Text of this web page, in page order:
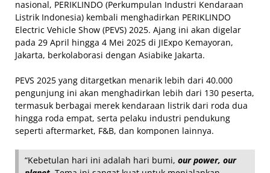
nasional, PERIKLINDO (Perkumpulan Industri Kendaraan
Listrik Indonesia) kembali menghadirkan PERIKLINDO
Electric Vehicle Show (PEVS) 2025. Ajang ini akan digelar
pada 29 April hingga 4 Mei 2025 di JIExpo Kemayoran,
Jakarta, berkolaborasi dengan Asiabike Jakarta.
PEVS 2025 yang ditargetkan menarik lebih dari 40.000
pengunjung ini akan menghadirkan lebih dari 130 peserta,
termasuk berbagai merek kendaraan listrik dari roda dua
hingga roda empat, serta pelaku industri pendukung
seperti aftermarket, F&B, dan komponen lainnya.
“Kebetulan hari ini adalah hari bumi, our power, our